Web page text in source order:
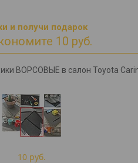
и получи подарок
10 руб.
ВОРСОВЫЕ в салон Toyota
10 руб.